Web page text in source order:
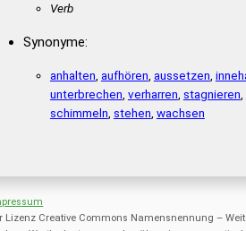
Verb
Synonyme:
anhalten aufhören aussetzen
unterbrechen verharren stagnieren
schimmeln stehen wachsen
Creative Commons Namensnennung –